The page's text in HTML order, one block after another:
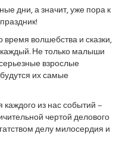
дни, а значит, уже пора к
время волшебства и сказки,
каждый. Не только малыши
взрослые
их самые
из нас событий –
чертой делового
делу милосердия и